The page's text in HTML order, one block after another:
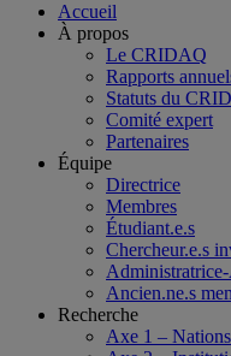
Accueil
À propos
Le CRIDAQ
Rapports
Statuts du
Comité expert
Partenaires
Équipe
Directrice
Membres
Étudiant.e.s
Chercheur.e.s
Ancien.ne.s
Recherche
Axe 1 –